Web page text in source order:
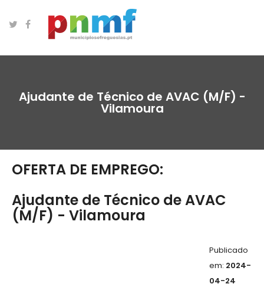
Ajudante de Técnico de AVAC (M/F) -
Vilamoura
OFERTA DE EMPREGO:
Ajudante de Técnico de AVAC
(M/F) - Vilamoura
Publicado
em: 2024-
04-24